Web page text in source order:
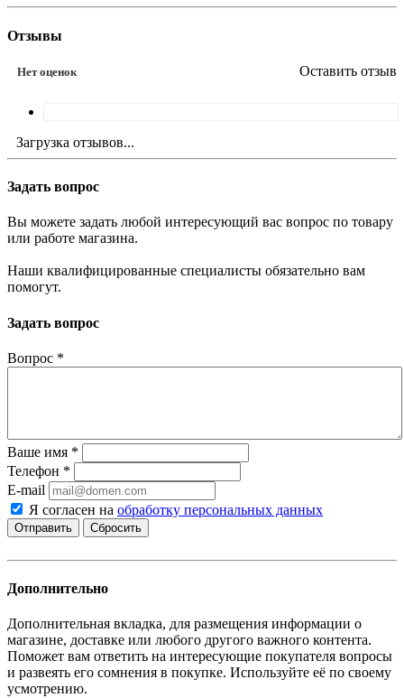
Отзывы
Нет оценок Оставить отзыв
Загрузка отзывов...
Задать вопрос
Вы можете задать любой интересующий вас вопрос по товару
или работе магазина.
Наши квалифицированные специалисты обязательно вам
помогут.
Задать вопрос
Вопрос *
Ваше имя *
Телефон *
E-mail
Я согласен на обработку персональных данных
Сбросить
Дополнительно
Дополнительная вкладка, для размещения информации о
магазине, доставке или любого другого важного контента.
Поможет вам ответить на интересующие покупателя вопросы
и развеять его сомнения в покупке. Используйте её по своему
усмотрению.